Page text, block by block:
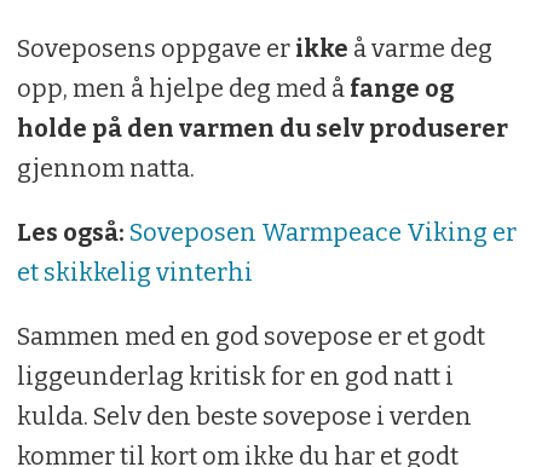
frostskader fremdeles er mulig).
Soveposens oppgave er ikke å varme deg
opp, men å hjelpe deg med å fange og
holde på den varmen du selv produserer
gjennom natta.
Les også: Soveposen Warmpeace Viking er
et skikkelig vinterhi
Sammen med en god sovepose er et godt
liggeunderlag kritisk for en god natt i
kulda. Selv den beste sovepose i verden
kommer til kort om ikke du har et godt